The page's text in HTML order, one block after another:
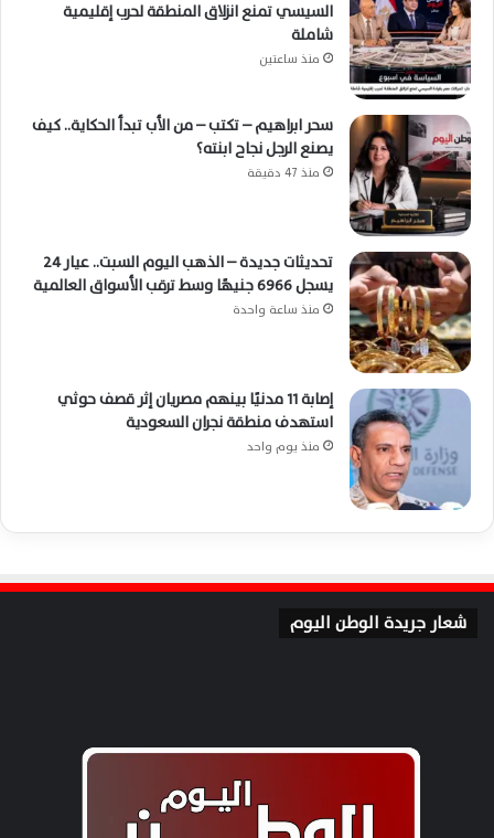
السيسي تمنع انزلاق المنطقة لحرب إقليمية
شاملة
منذ ساعتين
سحر ابراهيم – تكتب – من الأب تبدأ الحكاية.. كيف
يصنع الرجل نجاح ابنته؟
منذ 47 دقيقة
تحديثات جديدة – الذهب اليوم السبت.. عيار 24
يسجل 6966 جنيهًا وسط ترقب الأسواق العالمية
منذ ساعة واحدة
إصابة 11 مدنيًا بينهم مصريان إثر قصف حوثي
استهدف منطقة نجران السعودية
منذ يوم واحد
شعار جريدة الوطن اليوم